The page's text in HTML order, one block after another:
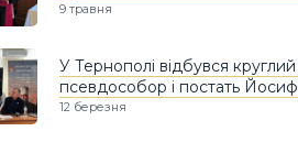
9 травня
У Тернополі відбувся
псевдособор і постать
12 березня